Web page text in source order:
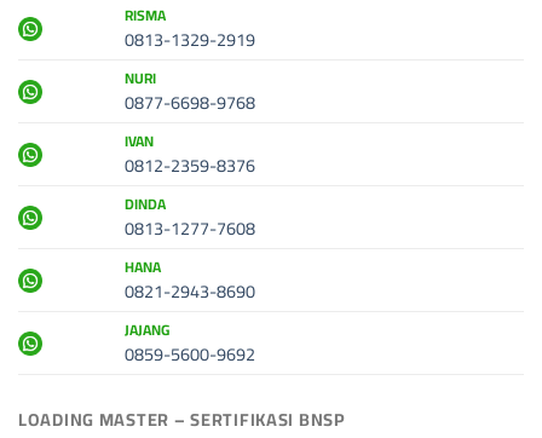
RISMA
0813-1329-2919
NURI
0877-6698-9768
IVAN
0812-2359-8376
DINDA
0813-1277-7608
HANA
0821-2943-8690
JAJANG
0859-5600-9692
LOADING MASTER – SERTIFIKASI BNSP